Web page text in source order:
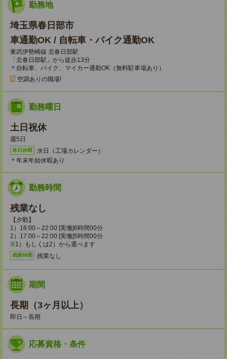
勤務地
埼玉県春日部市
車通勤OK / 自転車・バイク通勤OK
東武伊勢崎線 北春日部駅
「北春日部駅」から徒歩13分
＊自転車、バイク、マイカー通勤OK（無料駐車場あり）
空調ありの職場!
勤務曜日
土日祝休
週5日
休日休暇
水日（工場カレンダー）
＊年末年始休暇あり
勤務時間
残業なし
【夕勤】
1）16:00～22:00 [実働]6時間00分
2）17:00～22:00 [実働]5時間00分
※1）もしくは2）から選べます
残業時間 残業なし
期間
長期（3ヶ月以上）
即日～長期
応募資格・条件